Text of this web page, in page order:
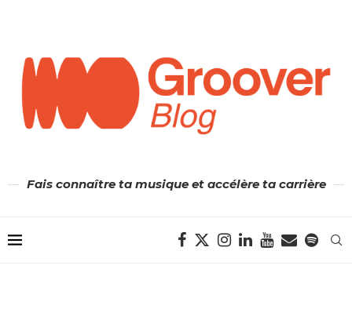
Fais connaître ta musique et accélère ta carrière